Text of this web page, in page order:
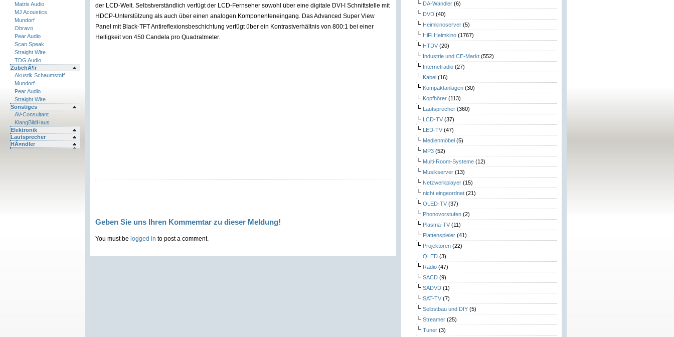
Matrix Audio
MJ Acoustics
Mundorf
Obravo
Pear Audio
Scan Speak
Straight Wire
TDG Audio
ZubehÃ¶r
Akustik Schaumstoff
Mundorf
Pear Audio
Straight Wire
Sonstiges
AV-Consultant
KlangBildHaus
Elektronik
Lautsprecher
HÃ¤ndler
der LCD-Welt. Selbstverständlich verfügt der LCD-Fernseher sowohl über eine digitale DVI-I Schnittstelle mit
HDCP-Unterstützung als auch über einen analogen Komponenteneingang. Das Advanced Super View
Panel mit Black-TFT Antireflexionsbeschichtung verfügt über ein Kontrastverhältnis von 800:1 bei einer
Helligkeit von 450 Candela pro Quadratmeter.
Geben Sie uns Ihren Kommemtar zu dieser Meldung!
You must be logged in to post a comment.
DA-Wandler (6)
DVD (40)
Heimkinoserver (5)
HiFi Heimkino (1767)
HTDV (20)
Industrie und CE-Markt (552)
Internetradio (27)
Kabel (16)
Kompaktanlagen (30)
Kopfhörer (113)
Lautsprecher (360)
LCD-TV (37)
LED-TV (47)
Medienmöbel (5)
MP3 (52)
Multi-Room-Systeme (12)
Musikserver (13)
Netzwerkplayer (15)
nicht eingeordnet (21)
OLED-TV (37)
Phonovorstufen (2)
Plasma-TV (11)
Plattenspieler (41)
Projektoren (22)
QLED (3)
Radio (47)
SACD (9)
SADVD (1)
SAT-TV (7)
Selbstbau und DIY (5)
Streamer (25)
Tuner (3)